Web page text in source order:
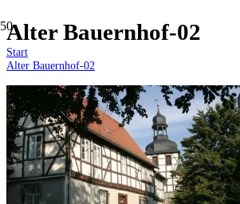
Alter Bauernhof-02
Start
Alter Bauernhof-02